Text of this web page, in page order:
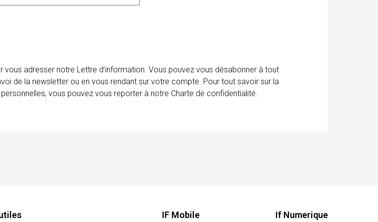
adresser notre Lettre d’information. Vous pouvez vous désabonner à tout
de la newsletter ou en vous rendant sur votre compte. Pour tout savoir sur la
vous pouvez vous reporter à notre Charte de confidentialité.
IF Mobile If Numerique